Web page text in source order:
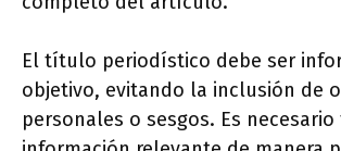
El título periodístico debe ser
objetivo, evitando la inclusión de
personales o sesgos. Es